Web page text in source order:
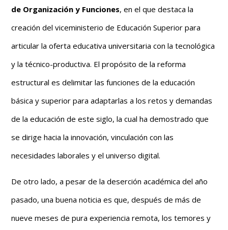
de Organización y Funciones, en el que destaca la
creación del viceministerio de Educación Superior para
articular la oferta educativa universitaria con la tecnológica
y la técnico-productiva. El propósito de la reforma
estructural es delimitar las funciones de la educación
básica y superior para adaptarlas a los retos y demandas
de la educación de este siglo, la cual ha demostrado que
se dirige hacia la innovación, vinculación con las
necesidades laborales y el universo digital.
De otro lado, a pesar de la deserción académica del año
pasado, una buena noticia es que, después de más de
nueve meses de pura experiencia remota, los temores y